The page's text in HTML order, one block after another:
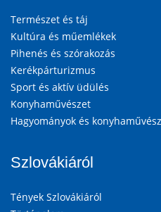
Természet és táj
Kultúra és műemlékek
Pihenés és szórakozás
Kerékpárturizmus
Sport és aktív üdülés
Konyhaművészet
Hagyományok és
Szlovákiáról
Tények Szlovákiáról